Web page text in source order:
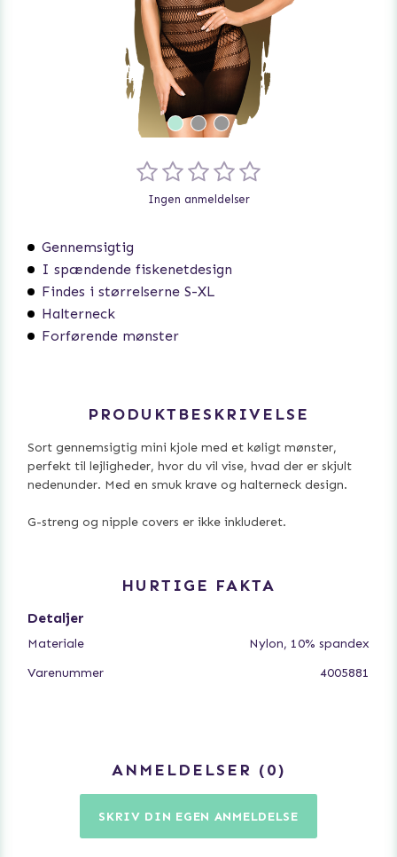
Gennemsigtig
I spændende fiskenetdesign
Findes i størrelserne S-XL
Halterneck
Forførende mønster
Ingen anmeldelser
PRODUKTBESKRIVELSE
Sort gennemsigtig mini kjole med et køligt mønster,
perfekt til lejligheder, hvor du vil vise, hvad der er skjult
nedenunder. Med en smuk krave og halterneck design.
G-streng og nipple covers er ikke inkluderet.
HURTIGE FAKTA
Detaljer
Materiale
Nylon, 10% spandex
Varenummer
4005881
ANMELDELSER 0
SKRIV DIN EGEN ANMELDELSE